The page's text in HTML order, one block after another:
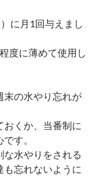
に月1回与えまし
度に薄めて使用し
末の水やり忘れが
くか、当番制に
す。
な水やりをされる
も忘れないように